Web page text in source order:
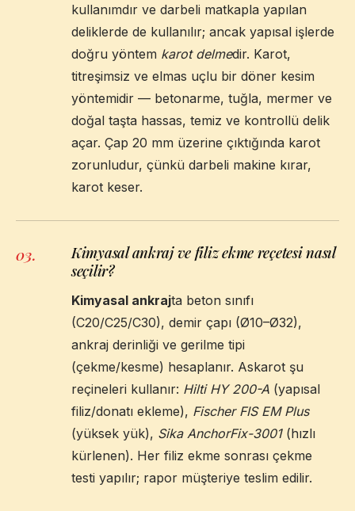
kullanımdır ve darbeli matkapla yapılan
deliklerde de kullanılır; ancak yapısal işlerde
doğru yöntem karot delmedir. Karot,
titreşimsiz ve elmas uçlu bir döner kesim
yöntemidir — betonarme, tuğla, mermer ve
doğal taşta hassas, temiz ve kontrollü delik
açar. Çap 20 mm üzerine çıktığında karot
zorunludur, çünkü darbeli makine kırar,
karot keser.
03.
Kimyasal ankraj ve filiz ekme reçetesi nasıl
seçilir?
Kimyasal ankrajta beton sınıfı
(C20/C25/C30), demir çapı (Ø10–Ø32),
ankraj derinliği ve gerilme tipi
(çekme/kesme) hesaplanır. Askarot şu
reçineleri kullanır: Hilti HY 200-A (yapısal
filiz/donatı ekleme), Fischer FIS EM Plus
(yüksek yük), Sika AnchorFix-3001(hızlı
kürlenen). Her filiz ekme sonrası çekme
testi yapılır; rapor müşteriye teslim edilir.